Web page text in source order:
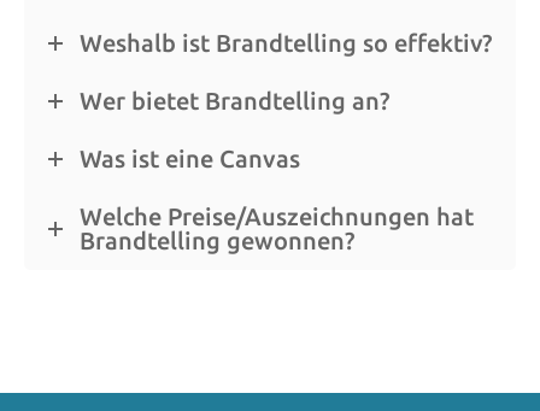
Weshalb ist Brandtelling so effektiv?
Wer bietet Brandtelling an?
Was ist eine Canvas
Welche Preise/Auszeichnungen hat
Brandtelling gewonnen?